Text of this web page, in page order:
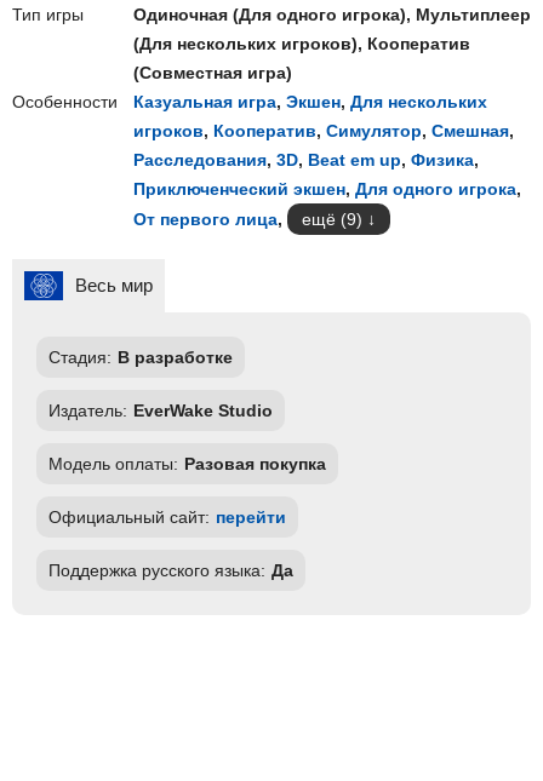
Тип игры
Одиночная (Для одного игрока), Мультиплеер
(Для нескольких игроков), Кооператив
(Совместная игра)
Особенности
Казуальная игра, Экшен, Для нескольких
игроков, Кооператив, Симулятор, Смешная,
Расследования, 3D, Beat em up, Физика,
Приключенческий экшен, Для одного игрока,
От первого лица, ещё (9)
Весь мир
Стадия: В разработке
Издатель: EverWake Studio
Модель оплаты: Разовая покупка
Официальный сайт: перейти
Поддержка русского языка: Да